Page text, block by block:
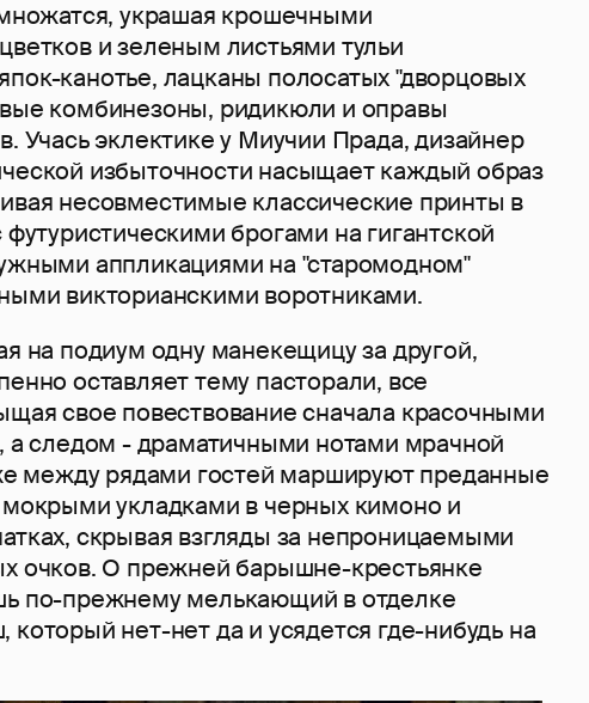
украшая крошечными
и зеленым листьями тульи
канотье, лацканы полосатых "дворцовых
комбинезоны, ридикюли и оправы
Учась эклектике у Миучии Прада, дизайнер
избыточности насыщает каждый образ
несовместимые классические принты в
брогами на гигантской
аппликациями на "старомодном"
викторианскими воротниками.
на подиум одну манекещицу за другой,
оставляет тему пасторали, все
свое повествование сначала красочными
а следом - драматичными нотами мрачной
между рядами гостей маршируют преданные
укладками в черных кимоно и
скрывая взгляды за непроницаемыми
очков. О прежней барышне-крестьянке
по-прежнему мелькающий в отделке
нет-нет да и усядется где-нибудь на